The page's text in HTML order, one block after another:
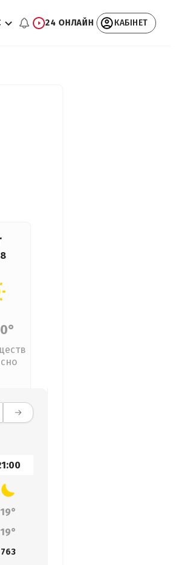
24 ОНЛАЙН КАБІНЕТ
19°
19°
763